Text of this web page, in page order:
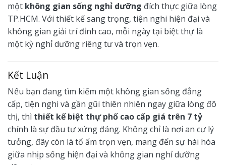
một không gian sống nghỉ dưỡng đích thực giữa lòng
TP.HCM. Với thiết kế sang trọng, tiện nghi hiện đại và
không gian giải trí đỉnh cao, mỗi ngày tại biệt thự là
một kỳ nghỉ dưỡng riêng tư và trọn vẹn.
Kết Luận
Nếu bạn đang tìm kiếm một không gian sống đẳng
cấp, tiện nghi và gần gũi thiên nhiên ngay giữa lòng đô
thị, thì thiết kế biệt thự phố cao cấp giá trên 7 tỷ
chính là sự đầu tư xứng đáng. Không chỉ là nơi an cư lý
tưởng, đây còn là tổ ấm trọn vẹn, mang đến sự hài hòa
giữa nhịp sống hiện đại và không gian nghỉ dưỡng